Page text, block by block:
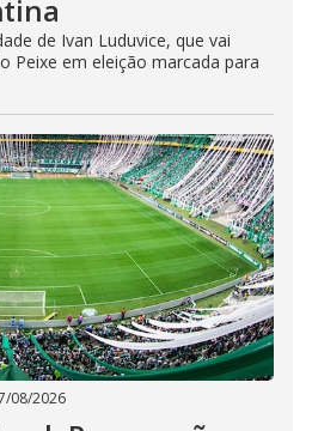
de Ivan Luduvice, que vai
Peixe em eleição marcada para
08/2026